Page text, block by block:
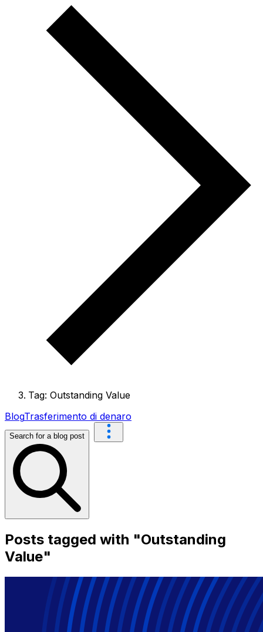
Tag: Outstanding Value
BlogTrasferimento di denaro
Search for a blog post
Posts tagged with "Outstanding
Value"